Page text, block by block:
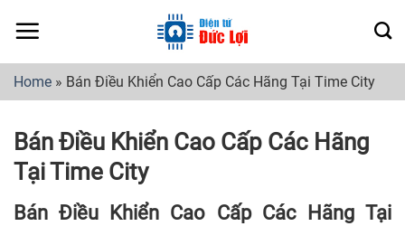
Home » Bán Điều Khiển Cao Cấp Các Hãng Tại Time City
Bán Điều Khiển Cao Cấp Các Hãng
Tại Time City
Bán Điều Khiển Cao Cấp Các Hãng Tại